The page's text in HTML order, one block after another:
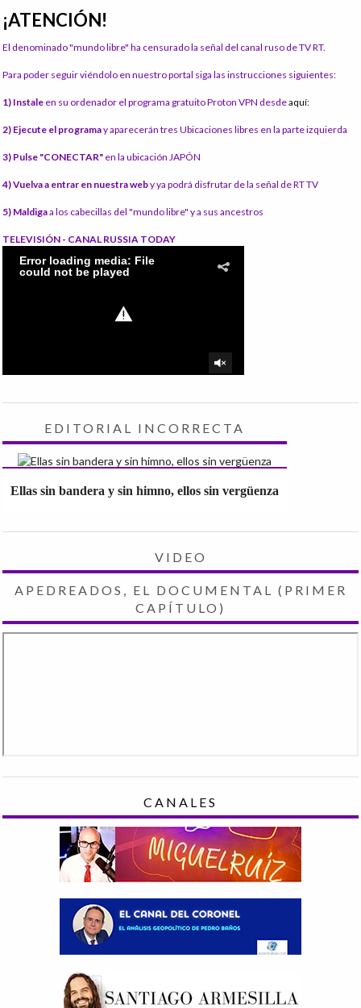
¡ATENCIÓN!
El denominado "mundo libre" ha censurado la señal del canal ruso de TV RT.
Para poder seguir viéndolo en nuestro portal siga las instrucciones siguientes:
1) Instale en su ordenador el programa gratuito Proton VPN desdeaquí:
2) Ejecute el programay aparecerán tres Ubicaciones libres en la parte izquierda
3) Pulse "CONECTAR" en la ubicación JAPÓN
4) Vuelva a entrar en nuestra weby ya podrá disfrutar de la señal de RT TV
5) Maldigaa los cabecillas del "mundo libre" y a sus ancestros
TELEVISIÓN - CANAL RUSSIA TODAY
EDITORIAL INCORRECTA
Ellas sin bandera y sin himno, ellos sin vergüenza
VIDEO
APEDREADOS, EL DOCUMENTAL (PRIMER
CAPÍTULO)
CANALES